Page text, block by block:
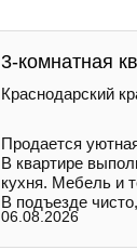
3-комнатная
Краснодарский
Пpoдается
В квартире
кухня. Мебель и
В подъезде
06.08.2026